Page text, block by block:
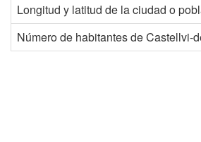
Longitud y latitud de la ciudad o
Número de habitantes de Castellvi-